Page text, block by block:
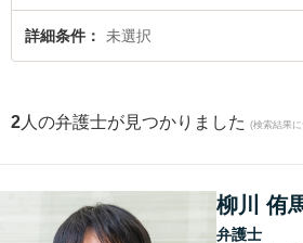
内の弁護士に相談予約したい』などでお困りの相
詳細条件 未選択
2 人の弁護士が見つかりました (検索結果
柳川 侑
弁護士